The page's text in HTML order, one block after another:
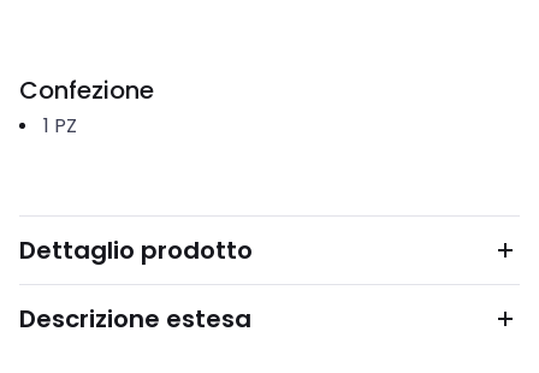
Confezione
1 PZ
Dettaglio prodotto
Descrizione estesa